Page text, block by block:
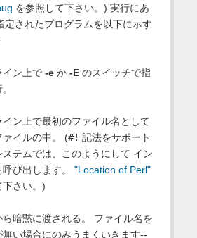
を参照して下さい。) 実行にあ
定されたプログラムを以下に示す
イン上で -eか -Eのスイッチで指
イン上で最初のファイル名として
ァイルの中。 (#! 記法をサポート
ステムでは、このようにして イン
び出します。 "Location of Perl"
下さい。)
暗黙に渡される。 ファイル名を
い場合にのみうまくいきます--